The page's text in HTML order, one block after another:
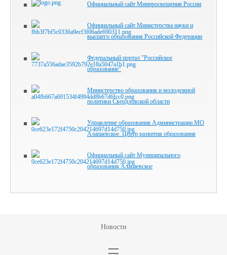
Официальный сайт Минпросвещения России
Официальный сайт Министерства науки и
высшего образования Российской Федерации
Федеральный портал "Российское
образование"
Министерство образования и молодежной
политики Свердловской области
Управление образования Администрации МО
Алапаевское. Центр развития образования
Официальный сайт Муниципального
образования Алапаевское
Новости